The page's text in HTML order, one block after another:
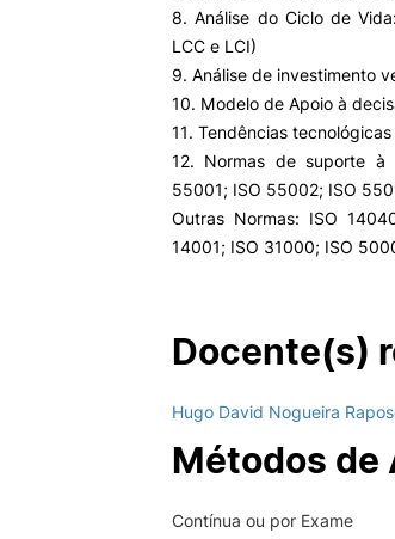
8. Análise do Ciclo de
LCC e LCI)
9. Análise de investimento
10. Modelo de Apoio à
11. Tendências
12. Normas de suporte à
55001; ISO 55002; ISO
Outras Normas: ISO
14001; ISO 31000; ISO
Docente(s)
Hugo David Nogueira
Métodos de
Contínua ou por Exame